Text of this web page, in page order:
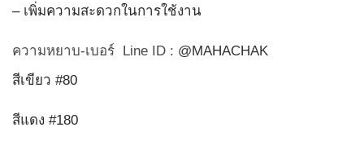
– เพิ่มความสะดวกในการใช้งาน
ความหยาบ-เบอร์ Line ID : @MAHACHAK
สีเขียว #80
สีแดง #180